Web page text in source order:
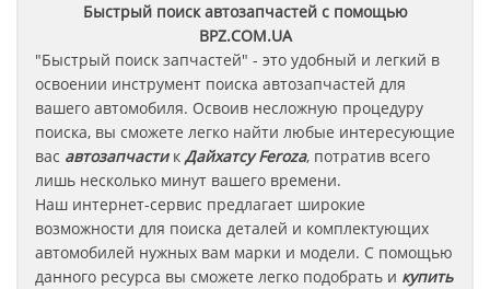
Быстрый поиск автозапчастей с помощью
BPZ.COM.UA
"Быстрый поиск запчастей" - это удобный и легкий в
освоении инструмент поиска автозапчастей для
вашего автомобиля. Освоив несложную процедуру
поиска, вы сможете легко найти любые интересующие
вас автозапчастик Дайхатсу Feroza, потратив всего
лишь несколько минут вашего времени.
Наш интернет-сервис предлагает широкие
возможности для поиска деталей и комплектующих
автомобилей нужных вам марки и модели. С помощью
данного ресурса вы сможете легко подобрать и купить